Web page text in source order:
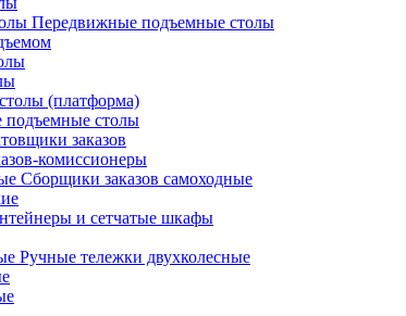
Передвижные подъемные столы
(платформа)
подъемные столы
заказов
комиссионеры
Сборщики заказов самоходные
и сетчатые шкафы
Ручные тележки двухколесные